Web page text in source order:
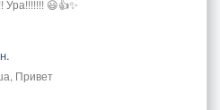
😃👍✨
Привет